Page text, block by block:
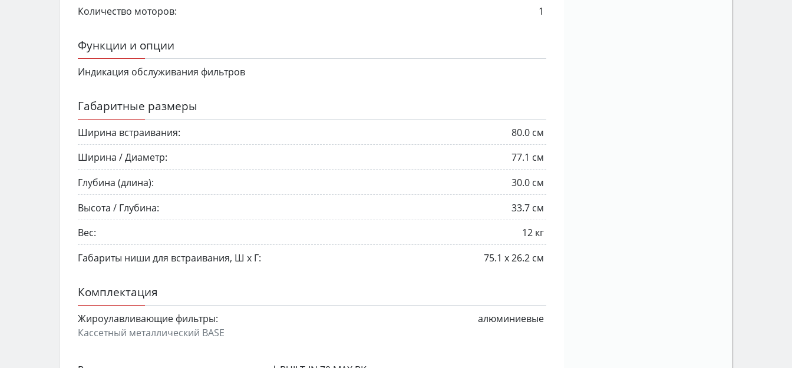
Количество моторов:
1
Функции и опции
Индикация обслуживания фильтров
Габаритные размеры
Ширина встраивания:
80.0 см
Ширина / Диаметр:
77.1 см
Глубина (длина):
30.0 см
Высота / Глубина:
33.7 см
Вес:
12 кг
Габариты ниши для встраивания, Ш х Г:
75.1 х 26.2 см
Комплектация
Жироулавливающие фильтры:
алюминиевые
Кассетный металлический BASE